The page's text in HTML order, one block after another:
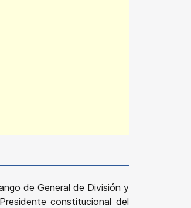
de General de División y
constitucional del